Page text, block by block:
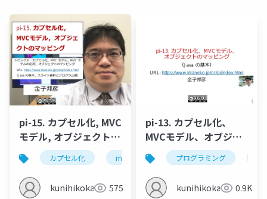
pi-15. カプセル化, MVC
モデル, オブジェクトの
マッピングカプセル化 mvc モデル mvc モデルの応用
kunihikokaneko575
pi-13. カプセル化、
MVCモデル、オブジェ
クトのマッピング
プログラミング
kunihikokaneko0.9K